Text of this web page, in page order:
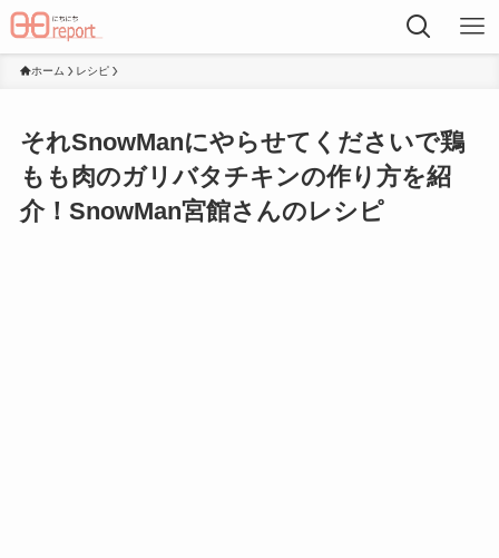
ホーム レシピ
それSnowManにやらせてくださいで鶏
もも肉のガリバタチキンの作り方を紹
介！SnowMan宮館さんのレシピ